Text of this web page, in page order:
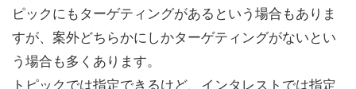
ピックにもターゲティングがあるという場合もありま
すが、案外どちらかにしかターゲティングがないとい
う場合も多くあります。
トピックでは指定できるけど、インタレストでは指定